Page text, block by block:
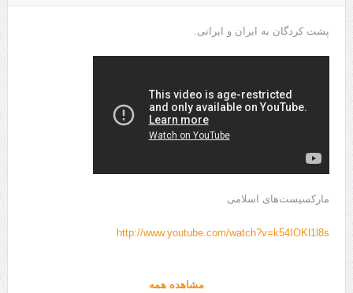
پشت کردگان به ایران و ایرانی.
مارکسیست‌های اسلامی
http://www.youtube.com/watch?v=k54IOKl1l8s
مشاهده همه